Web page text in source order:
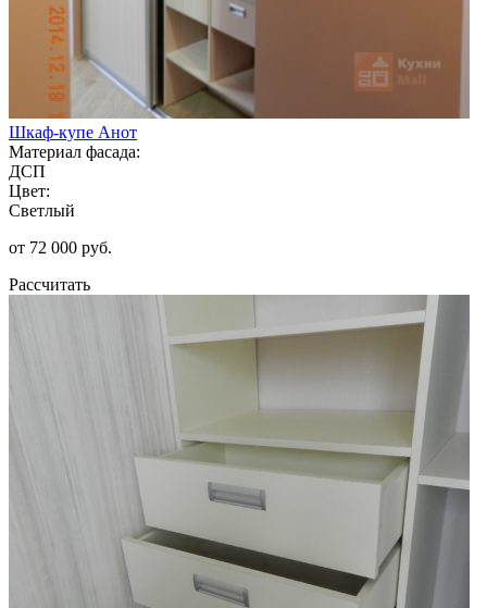
Шкаф-купе Анот
Материал фасада:
ДСП
Цвет:
Светлый
от 72 000 руб.
Рассчитать